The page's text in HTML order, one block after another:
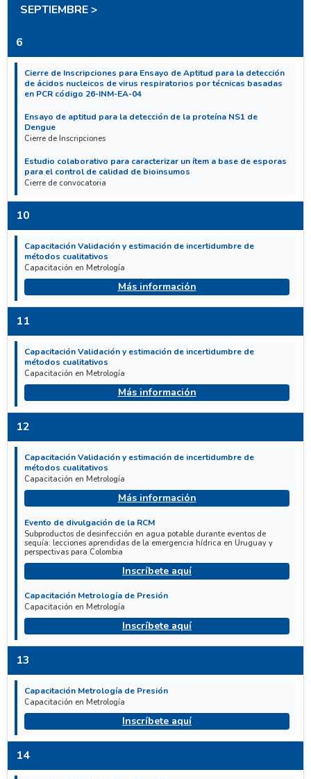
SEPTIEMBRE >
6
Cierre de Inscripciones para Ensayo de Aptitud para la detección
de ácidos nucleicos de virus respiratorios por técnicas basadas
en PCR código 26-INM-EA-04
Ensayo de aptitud para la detección de la proteína NS1 de
Dengue
Cierre de Inscripciones
Estudio colaborativo para caracterizar un ítem a base de esporas
para el control de calidad de bioinsumos
Cierre de convocatoria
10
Capacitación Validación y estimación de incertidumbre de
métodos cualitativos
Capacitación en Metrología
Más información
11
Capacitación Validación y estimación de incertidumbre de
métodos cualitativos
Capacitación en Metrología
Más información
12
Capacitación Validación y estimación de incertidumbre de
métodos cualitativos
Capacitación en Metrología
Más información
Evento de divulgación de la RCM
Subproductos de desinfección en agua potable durante eventos de
sequía: lecciones aprendidas de la emergencia hídrica en Uruguay y
perspectivas para Colombia
Inscríbete aquí
Capacitación Metrología de Presión
Capacitación en Metrología
Inscríbete aquí
13
Capacitación Metrología de Presión
Capacitación en Metrología
Inscríbete aquí
14